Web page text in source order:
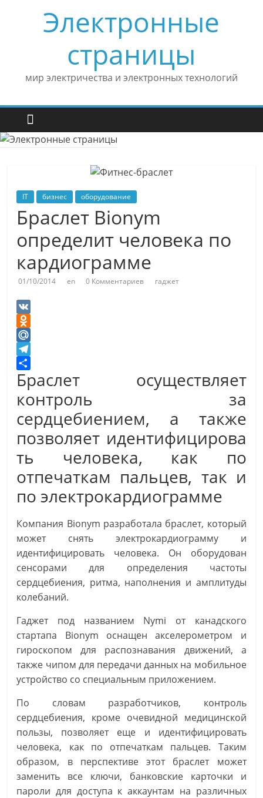
Электронные
страницы
мир электричества и электронных технологий
IT бизнес оборудование
Браслет Bionym
определит человека по
кардиограмме
01/10/2014 en 0 Комментариев гаджет
V
K
O
d
n
o
l
a
s
s
n
i
i
M
a
i
.
R
u
T
e
e
g
r
a
m
О
п
р
а
в
и
т
Браслет осуществляет
контроль за
сердцебиением, а также
позволяет идентифицирова
ть человека, как по
отпечаткам пальцев, так и
по электрокардиограмме
Компания Bionym разработала браслет, который
может снять электрокардиограмму и
идентифицировать человека. Он оборудован
сенсорами для определения частоты
сердцебиения, ритма, наполнения и амплитуды
колебаний.
Гаджет под названием Nymi от канадского
стартапа Bionym оснащен акселерометром и
гироскопом для распознавания движений, а
также чипом для передачи данных на мобильное
устройство со специальным приложением.
По словам разработчиков, контроль
сердцебиения, кроме очевидной медицинской
пользы, позволяет еще и идентифицировать
человека, как по отпечаткам пальцев. Таким
образом, в перспективе этот браслет может
заменить все ключи, банковские карточки и
пароли для доступа к аккаунтам на различных